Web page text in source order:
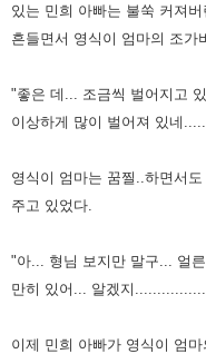
있는 민희 아빠는 불쑥 커져
흔들면서 영 식이 엄마의 조가
"좋은 데... 조금씩 벌어지고
이상하게 많이 벌어져 있네
영식이 엄마는 꿈찔..하면서
주고 있었다.
"아... 형님 보지만 말구... 얼
만히 있어... 알겠지
이제 민희 아빠가 영식이 엄